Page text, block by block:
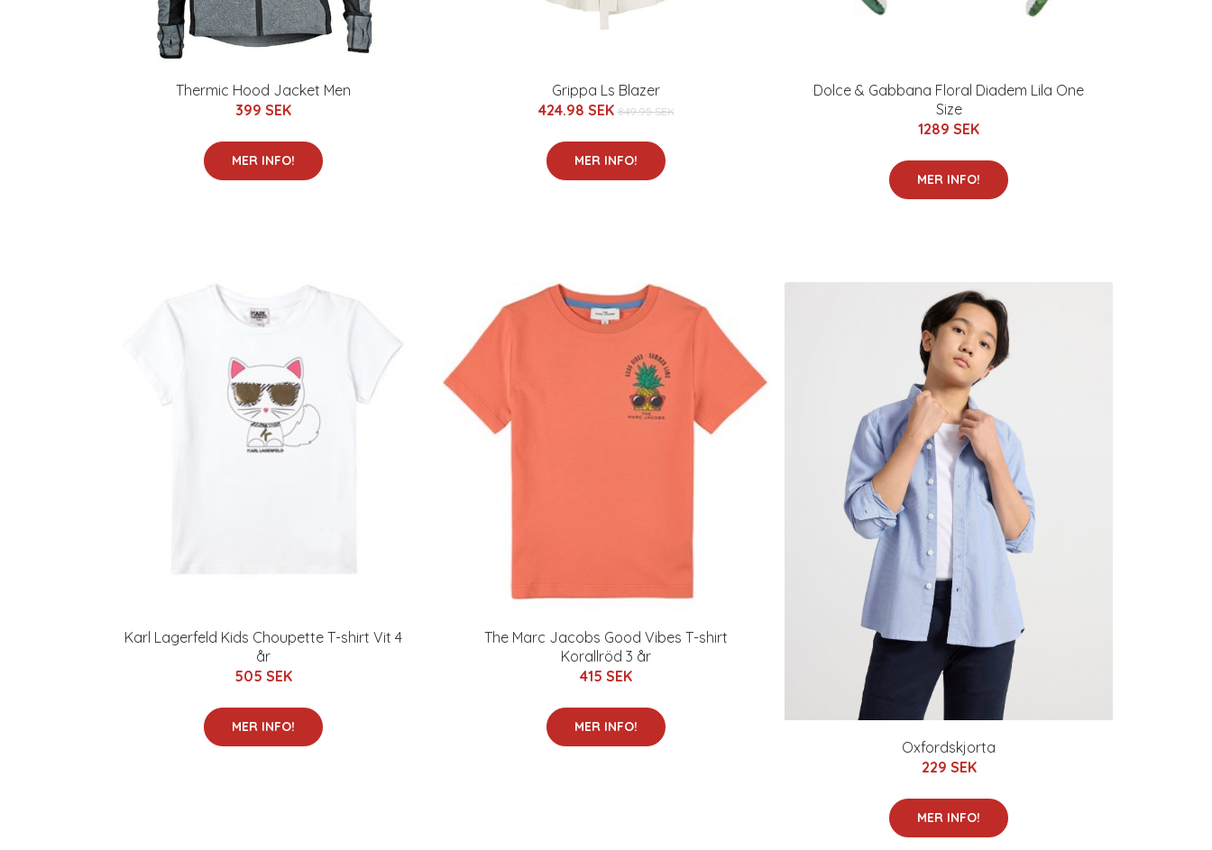
Thermic Hood Jacket Men
399 SEK
MER INFO!
Grippa Ls Blazer
424.98 SEK 849.95 SEK
MER INFO!
Dolce & Gabbana Floral Diadem Lila One
Size
1289 SEK
MER INFO!
Karl Lagerfeld Kids Choupette T-shirt Vit 4
år
505 SEK
MER INFO!
The Marc Jacobs Good Vibes T-shirt
Korallröd 3 år
415 SEK
MER INFO!
Oxfordskjorta
229 SEK
MER INFO!